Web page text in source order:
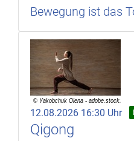
Bewegung ist das
12.08.2026 16:30 Uhr
Qigong